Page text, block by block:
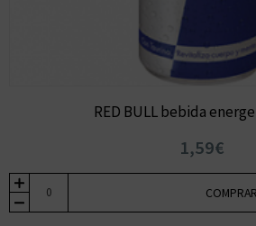
RED BULL bebida
1,59€
COMPRAR